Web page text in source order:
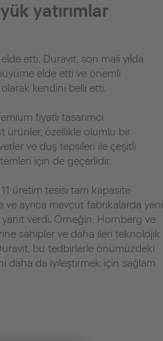
yatırımlar
etti. Duravit, son mali yılda
elde etti ve önemli
kendini belli etti.
fiyatlı tasarımcı
ürünler, özellikle olumlu bir
ve duş tepsileri ile çeşitli
için de geçerlidir.
üretim tesisi tam kapasite
ve ayrıca mevcut fabrikalarda yeni
verdi. Örneğin, Hornberg ve
sahipler ve daha ileri teknolojik
bu tedbirlerle önümüzdeki
daha da iyileştirmek için sağlam